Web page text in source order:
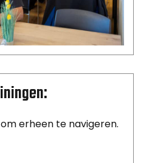
erheen te navigeren.